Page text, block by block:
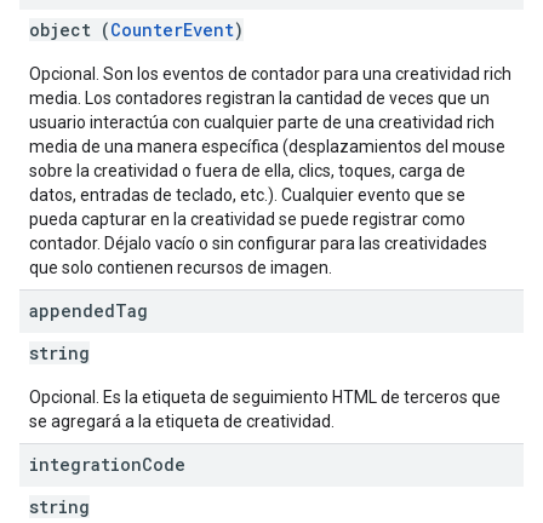
object (CounterEvent)
Opcional. Son los eventos de contador para una creatividad rich
media. Los contadores registran la cantidad de veces que un
usuario interactúa con cualquier parte de una creatividad rich
media de una manera específica (desplazamientos del mouse
sobre la creatividad o fuera de ella, clics, toques, carga de
datos, entradas de teclado, etc.). Cualquier evento que se
pueda capturar en la creatividad se puede registrar como
contador. Déjalo vacío o sin configurar para las creatividades
que solo contienen recursos de imagen.
appendedTag
string
Opcional. Es la etiqueta de seguimiento HTML de terceros que
se agregará a la etiqueta de creatividad.
integrationCode
string